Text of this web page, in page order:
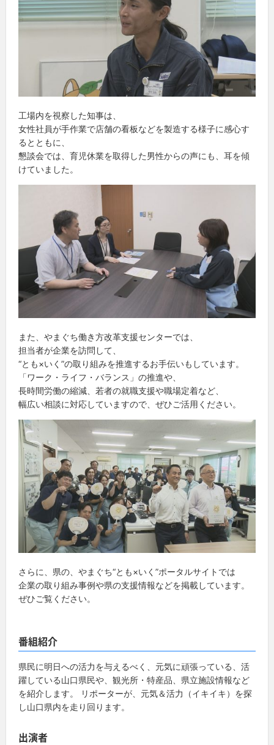
工場内を視察した知事は、
女性社員が手作業で店舗の看板などを製造する様子に感心す
るとともに、
懇談会では、育児休業を取得した男性からの声にも、耳を傾
けていました。
また、やまぐち働き方改革支援センターでは、
担当者が企業を訪問して、
“とも×いく”の取り組みを推進するお手伝いもしています。
「ワーク・ライフ・バランス」の推進や、
長時間労働の縮減、若者の就職支援や職場定着など、
幅広い相談に対応していますので、ぜひご活用ください。
さらに、県の、やまぐち“とも×いく”ポータルサイトでは
企業の取り組み事例や県の支援情報などを掲載しています。
ぜひご覧ください。
番組紹介
県民に明日への活力を与えるべく、元気に頑張っている、活
躍している山口県民や、観光所・特産品、県立施設情報など
を紹介します。 リポーターが、元気＆活力（イキイキ）を探
し山口県内を走り回ります。
出演者